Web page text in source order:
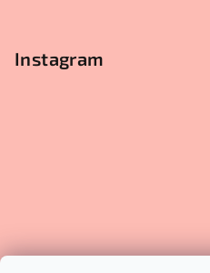
Instagram